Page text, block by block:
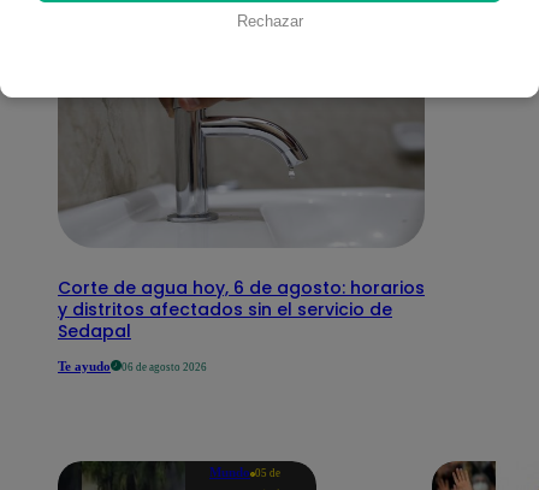
Corte de agua hoy, 6 de agosto: horarios
y distritos afectados sin el servicio de
Sedapal
Te ayudo 06 de agosto 2026
Mundo 05 de
Rechazar